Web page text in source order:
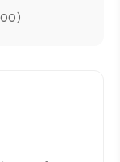
）